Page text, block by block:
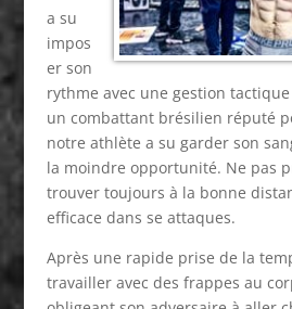
a su
impos
er son
rythme avec une gestion
un combattant brésilien réputé
notre athlète a su garder son
la moindre opportunité. Ne pas
trouver toujours à la bonne
efficace dans se attaques.
Après une rapide prise de la
travailler avec des frappes au